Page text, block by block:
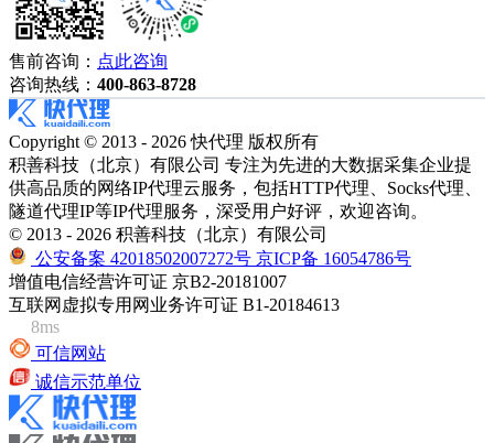
售前咨询： 点此咨询
咨询热线： 400-863-8728
Copyright © 2013 - 2026 快代理 版权所有
积善科技（北京）有限公司 专注为先进的大数据采集企业提
供高品质的网络IP代理云服务，包括HTTP代理、Socks代理、
隧道代理IP等IP代理服务，深受用户好评，欢迎咨询。
© 2013 - 2026 积善科技（北京）有限公司
公安备案 42018502007272号 京ICP备 16054786号
增值电信经营许可证 京B2-20181007
互联网虚拟专用网业务许可证 B1-20184613
8ms
可信网站
诚信示范单位